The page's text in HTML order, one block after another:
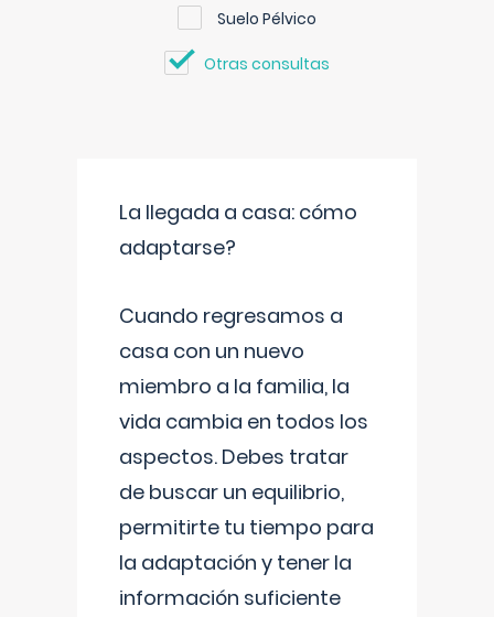
Suelo Pélvico
Otras consultas
La llegada a casa: cómo
adaptarse?
Cuando regresamos a
casa con un nuevo
miembro a la familia, la
vida cambia en todos los
aspectos. Debes tratar
de buscar un equilibrio,
permitirte tu tiempo para
la adaptación y tener la
información suficiente